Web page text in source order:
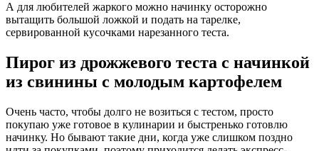
А для любителей жаркого можно начинку осторожно
вытащить большой ложкой и подать на тарелке,
сервированной кусочками нарезанного теста.
Пирог из дрожжевого теста с начинкой
из свинины с молодым картофелем
Очень часто, чтобы долго не возиться с тестом, просто
покупаю уже готовое в кулинарии и быстренько готовлю
начинку. Но бывают такие дни, когда уже слишком поздно